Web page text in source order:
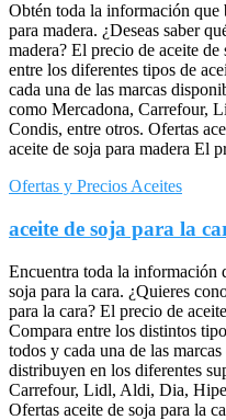
Obtén toda la información que
para madera. ¿Deseas saber
madera? El precio de aceite
entre los diferentes tipos de
cada una de las marcas
como Mercadona, Carrefour,
Condis, entre otros. Ofertas
aceite de soja para madera El
Ofertas y Precios Aceites
aceite de soja para la
Encuentra toda la información
soja para la cara. ¿Quieres
para la cara? El precio de
Compara entre los distintos
todos y cada una de las
distribuyen en los diferentes
Carrefour, Lidl, Aldi, Dia,
Ofertas aceite de soja para la